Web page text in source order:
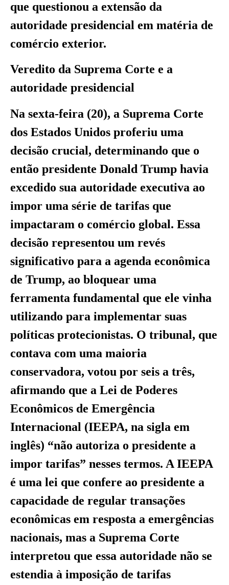
que questionou a extensão da
autoridade presidencial em matéria de
comércio exterior.
Veredito da Suprema Corte e a
autoridade presidencial
Na sexta-feira (20), a Suprema Corte
dos Estados Unidos proferiu uma
decisão crucial, determinando que o
então presidente Donald Trump havia
excedido sua autoridade executiva ao
impor uma série de tarifas que
impactaram o comércio global. Essa
decisão representou um revés
significativo para a agenda econômica
de Trump, ao bloquear uma
ferramenta fundamental que ele vinha
utilizando para implementar suas
políticas protecionistas. O tribunal, que
contava com uma maioria
conservadora, votou por seis a três,
afirmando que a Lei de Poderes
Econômicos de Emergência
Internacional (IEEPA, na sigla em
inglês) “não autoriza o presidente a
impor tarifas” nesses termos. A IEEPA
é uma lei que confere ao presidente a
capacidade de regular transações
econômicas em resposta a emergências
nacionais, mas a Suprema Corte
interpretou que essa autoridade não se
estendia à imposição de tarifas